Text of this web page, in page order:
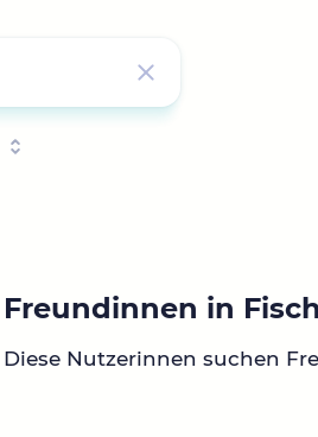
Freundinnen in
Diese Nutzerinnen suchen